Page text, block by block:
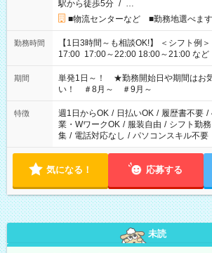
駅から徒歩5分 / …
■物流センターなど ■勤務地選べます
勤務時間
【1日3時間～も相談OK!】 ＜シフト例＞ 9:00～12:00 12:00～
17:00 17:00～22:00 18:00～21:00 など こちら以外の時間帯も
お気軽にご相談ください！
期間
単発1日～！ ★勤務開始日や期間はお
い！ ＃8月～ ＃9月～
特徴 週1日からOK / 日払いOK / 履歴書不要 /
業・WワークOK / 服装自由 / シフト勤務
集 / 電話対応なし / パソコンスキル不要
気になる！ 応募する
未読